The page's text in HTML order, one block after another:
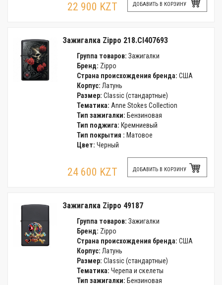
22 900 KZT ДОБАВИТЬ В КОРЗИНУ
Зажигалка Zippo 218.CI407693
Группа товаров: Зажигалки
Бренд: Zippo
Страна происхождения бренда: США
Корпус: Латунь
Размер: Classic (стандартные)
Тематика: Anne Stokes Collection
Тип зажигалки: Бензиновая
Тип поджига: Кремниевый
Тип покрытия : Матовое
Цвет: Черный
24 600 KZT ДОБАВИТЬ В КОРЗИНУ
Зажигалка Zippo 49187
Группа товаров: Зажигалки
Бренд: Zippo
Страна происхождения бренда: США
Корпус: Латунь
Размер: Classic (стандартные)
Тематика: Черепа и скелеты
Тип зажигалки: Бензиновая